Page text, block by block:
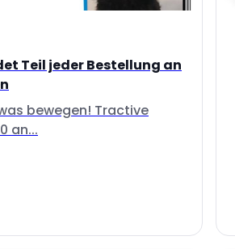
Teil jeder Bestellung an
bewegen! Tractive
an...